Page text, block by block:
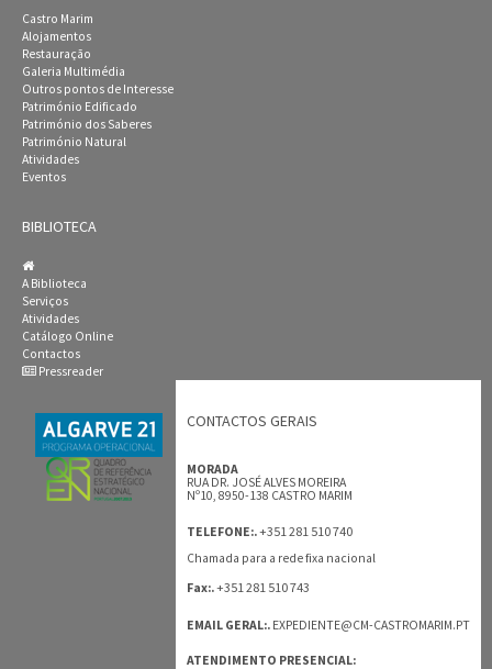
Castro Marim
Alojamentos
Restauração
Galeria Multimédia
Outros pontos de Interesse
Património Edificado
Património dos Saberes
Património Natural
Atividades
Eventos
BIBLIOTECA
A Biblioteca
Serviços
Atividades
Catálogo Online
Contactos
Pressreader
CONTACTOS GERAIS
MORADA
RUA DR. JOSÉ ALVES MOREIRA
Nº10, 8950-138 CASTRO MARIM
TELEFONE:.+351 281 510 740
Chamada para a rede fixa nacional
Fax:.+351 281 510 743
EMAIL GERAL:. EXPEDIENTE@CM-CASTROMARIM.PT
ATENDIMENTO PRESENCIAL: